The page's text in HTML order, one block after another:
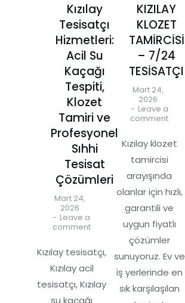
Kızılay
Tesisatçı
Hizmetleri:
Acil Su
Kaçağı
Tespiti,
Klozet
Tamiri ve
Profesyonel
Sıhhi
Tesisat
Çözümleri
Mart 24,
2026
Leave a
comment
Kızılay tesisatçı,
Kızılay acil
tesisatçı, Kızılay
su kaçağı
KIZILAY
KLOZET
TAMİRCİSİ
– 7/24
TESİSATÇI
Mart 24,
2026
Leave a
comment
Kızılay klozet
tamircisi
arayışında
olanlar için hızlı,
garantili ve
uygun fiyatlı
çözümler
sunuyoruz. Ev ve
iş yerlerinde en
sık karşılaşılan